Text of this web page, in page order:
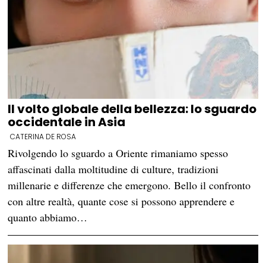
Il volto globale della bellezza: lo sguardo
occidentale in Asia
CATERINA DE ROSA
Rivolgendo lo sguardo a Oriente rimaniamo spesso
affascinati dalla moltitudine di culture, tradizioni
millenarie e differenze che emergono. Bello il confronto
con altre realtà, quante cose si possono apprendere e
quanto abbiamo…